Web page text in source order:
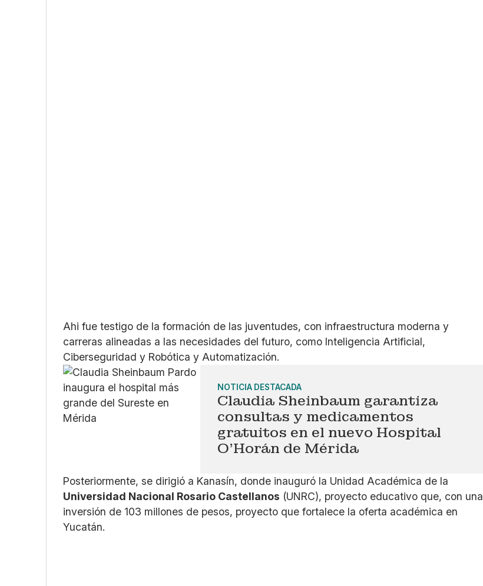
Ahi fue testigo de la formación de las juventudes, con infraestructura moderna y
carreras alineadas a las necesidades del futuro, como Inteligencia Artificial,
Ciberseguridad y Robótica y Automatización.
NOTICIA DESTACADA
Claudia Sheinbaum garantiza
consultas y medicamentos
gratuitos en el nuevo Hospital
O’Horán de Mérida
Posteriormente, se dirigió a Kanasín, donde inauguró la Unidad Académica de la
Universidad Nacional Rosario Castellanos (UNRC), proyecto educativo que, con una
inversión de 103 millones de pesos, proyecto que fortalece la oferta académica en
Yucatán.